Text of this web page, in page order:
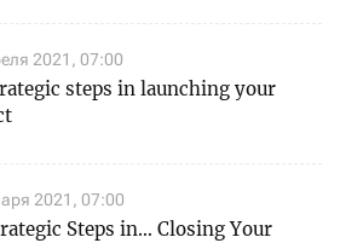
2021, 07:00
steps in launching your
2021, 07:00
Steps in… Closing Your